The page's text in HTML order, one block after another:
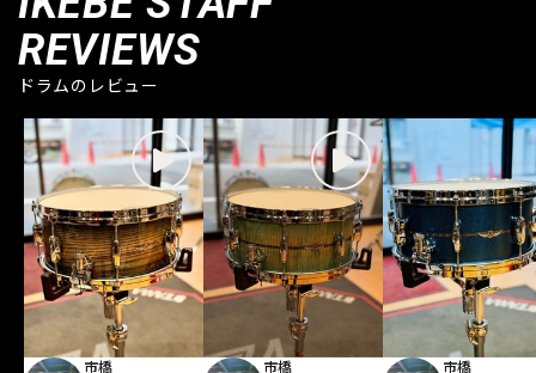
REVIEWS
ドラムのレビュー
市橋 市橋 市橋